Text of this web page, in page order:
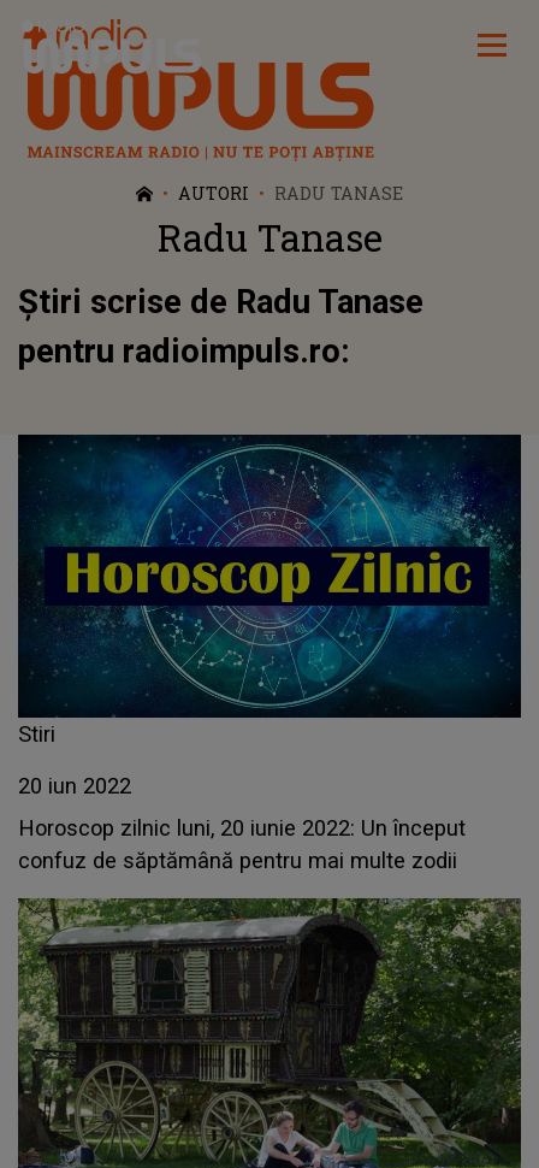
Radio Impuls
AUTORI RADU TANASE
Radu Tanase
Știri scrise de Radu Tanase
pentru radioimpuls.ro:
Stiri
20 iun 2022
Horoscop zilnic luni, 20 iunie 2022: Un început
confuz de săptămână pentru mai multe zodii